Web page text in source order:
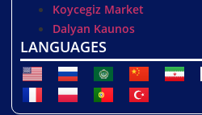
Koycegiz Market
Dalyan Kaunos
LANGUAGES